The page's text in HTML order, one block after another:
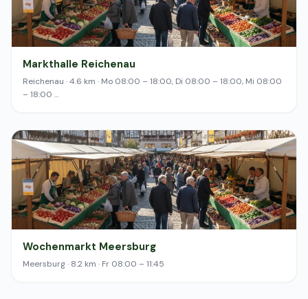
Markthalle Reichenau
Reichenau · 4.6 km · Mo 08:00 – 18:00, Di 08:00 – 18:00, Mi 08:00
– 18:00 …
Wochenmarkt Meersburg
Meersburg · 8.2 km · Fr 08:00 – 11:45